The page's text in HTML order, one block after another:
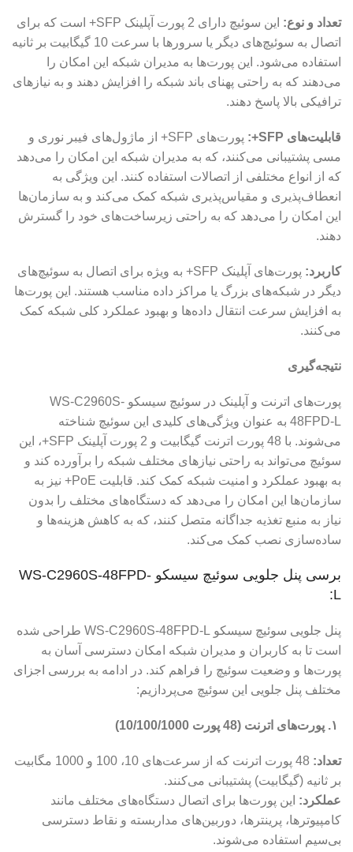
تعداد و نوع:
این سوئیچ دارای 2 پورت آپلینک SFP+ است که برای
اتصال به سوئیچ‌های دیگر یا سرورها با سرعت 10 گیگابیت بر ثانیه
استفاده می‌شود. این پورت‌ها به مدیران شبکه این امکان را
می‌دهند که به راحتی پهنای باند شبکه را افزایش دهند و به نیازهای
ترافیکی بالا پاسخ دهند.
قابلیت‌های SFP+:
پورت‌های SFP+ از ماژول‌های فیبر نوری و
مسی پشتیبانی می‌کنند، که به مدیران شبکه این امکان را می‌دهد
که از انواع مختلفی از اتصالات استفاده کنند. این ویژگی به
انعطاف‌پذیری و مقیاس‌پذیری شبکه کمک می‌کند و به سازمان‌ها
این امکان را می‌دهد که به راحتی زیرساخت‌های خود را گسترش
دهند.
کاربرد:
پورت‌های آپلینک SFP+ به ویژه برای اتصال به سوئیچ‌های
دیگر در شبکه‌های بزرگ یا مراکز داده مناسب هستند. این پورت‌ها
به افزایش سرعت انتقال داده‌ها و بهبود عملکرد کلی شبکه کمک
می‌کنند.
نتیجه‌گیری
پورت‌های اترنت و آپلینک در سوئیچ سیسکو WS-C2960S-
48FPD-L به عنوان ویژگی‌های کلیدی این سوئیچ شناخته
می‌شوند. با 48 پورت اترنت گیگابیت و 2 پورت آپلینک SFP+، این
سوئیچ می‌تواند به راحتی نیازهای مختلف شبکه را برآورده کند و
به بهبود عملکرد و امنیت شبکه کمک کند. قابلیت PoE+ نیز به
سازمان‌ها این امکان را می‌دهد که دستگاه‌های مختلف را بدون
نیاز به منبع تغذیه جداگانه متصل کنند، که به کاهش هزینه‌ها و
ساده‌سازی نصب کمک می‌کند.
برسی پنل جلویی سوئیچ سیسکو WS-C2960S-48FPD-
L:
پنل جلویی سوئیچ سیسکو WS-C2960S-48FPD-L طراحی شده
است تا به کاربران و مدیران شبکه امکان دسترسی آسان به
پورت‌ها و وضعیت سوئیچ را فراهم کند. در ادامه به بررسی اجزای
مختلف پنل جلویی این سوئیچ می‌پردازیم:
تعداد:
48 پورت اترنت که از سرعت‌های 10، 100 و 1000 مگابیت
بر ثانیه (گیگابیت) پشتیبانی می‌کنند.
عملکرد: این پورت‌ها برای اتصال دستگاه‌های مختلف مانند
کامپیوترها، پرینترها، دوربین‌های مداربسته و نقاط دسترسی
بی‌سیم استفاده می‌شوند.